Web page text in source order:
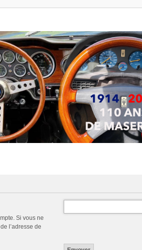
Si vous ne
l’adresse de